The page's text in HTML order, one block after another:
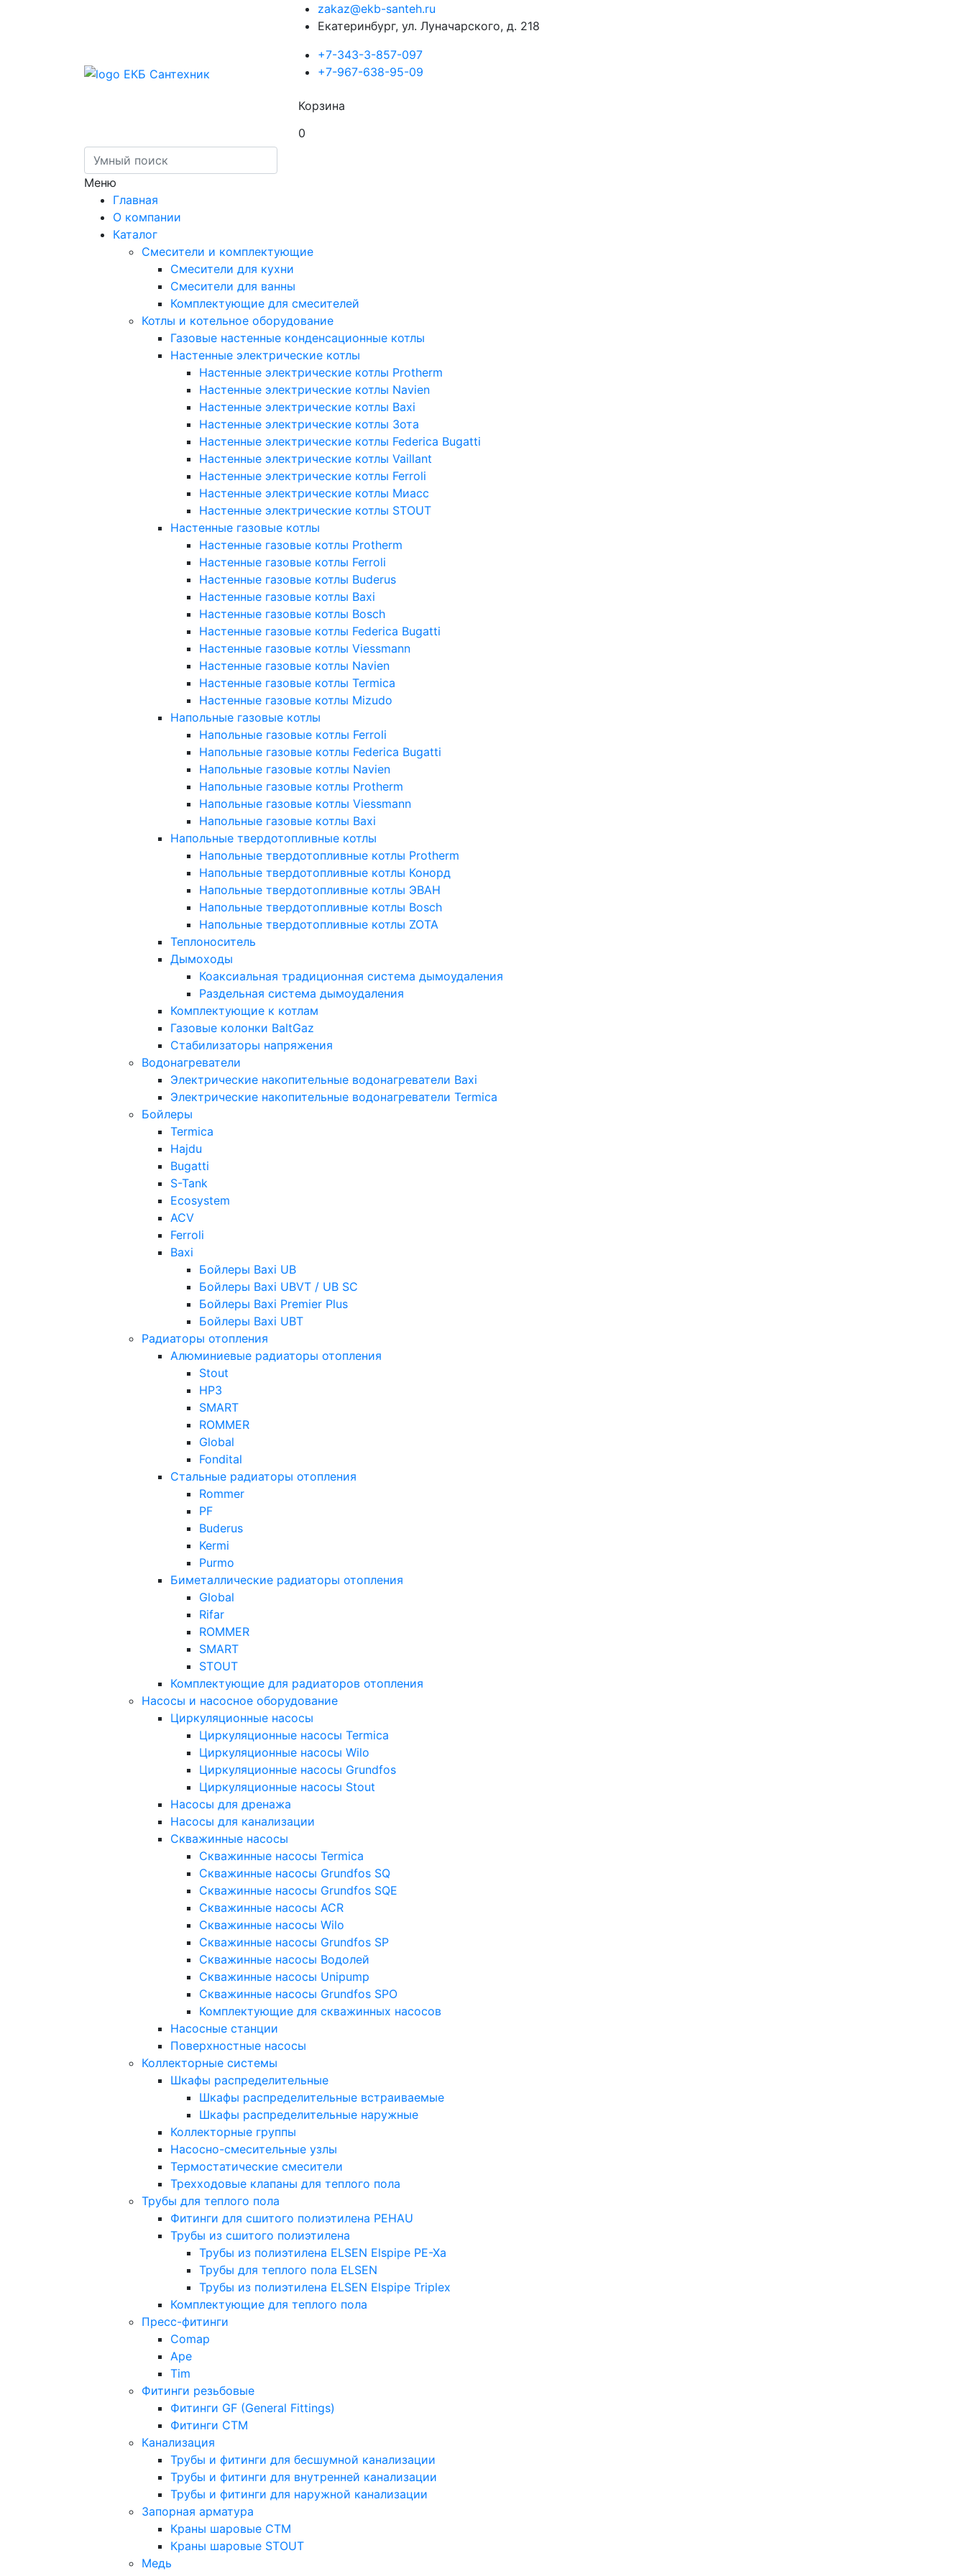
zakaz@ekb-santeh.ru
Екатеринбург, ул. Луначарского, д. 218
+7-343-3-857-097
+7-967-638-95-09
Корзина
0
Меню
Главная
О компании
Каталог
Смесители и комплектующие
Смесители для кухни
Смесители для ванны
Комплектующие для смесителей
Котлы и котельное оборудование
Газовые настенные конденсационные котлы
Настенные электрические котлы
Настенные электрические котлы Protherm
Настенные электрические котлы Navien
Настенные электрические котлы Baxi
Настенные электрические котлы Зота
Настенные электрические котлы Federica Bugatti
Настенные электрические котлы Vaillant
Настенные электрические котлы Ferroli
Настенные электрические котлы Миасс
Настенные электрические котлы STOUT
Настенные газовые котлы
Настенные газовые котлы Protherm
Настенные газовые котлы Ferroli
Настенные газовые котлы Buderus
Настенные газовые котлы Baxi
Настенные газовые котлы Bosch
Настенные газовые котлы Federica Bugatti
Настенные газовые котлы Viessmann
Настенные газовые котлы Navien
Настенные газовые котлы Termica
Настенные газовые котлы Mizudo
Напольные газовые котлы
Напольные газовые котлы Ferroli
Напольные газовые котлы Federica Bugatti
Напольные газовые котлы Navien
Напольные газовые котлы Protherm
Напольные газовые котлы Viessmann
Напольные газовые котлы Baxi
Напольные твердотопливные котлы
Напольные твердотопливные котлы Protherm
Напольные твердотопливные котлы Конорд
Напольные твердотопливные котлы ЭВАН
Напольные твердотопливные котлы Bosch
Напольные твердотопливные котлы ZOTA
Теплоноситель
Дымоходы
Коаксиальная традиционная система дымоудаления
Раздельная система дымоудаления
Комплектующие к котлам
Газовые колонки BaltGaz
Стабилизаторы напряжения
Водонагреватели
Электрические накопительные водонагреватели Baxi
Электрические накопительные водонагреватели Termica
Бойлеры
Termica
Hajdu
Bugatti
S-Tank
Ecosystem
ACV
Ferroli
Baxi
Бойлеры Baxi UB
Бойлеры Baxi UBVT / UB SC
Бойлеры Baxi Premier Plus
Бойлеры Baxi UBT
Радиаторы отопления
Алюминиевые радиаторы отопления
Stout
НРЗ
SMART
ROMMER
Global
Fondital
Стальные радиаторы отопления
Rommer
PF
Buderus
Kermi
Purmo
Биметаллические радиаторы отопления
Global
Rifar
ROMMER
SMART
STOUT
Комплектующие для радиаторов отопления
Насосы и насосное оборудование
Циркуляционные насосы
Циркуляционные насосы Termica
Циркуляционные насосы Wilo
Циркуляционные насосы Grundfos
Циркуляционные насосы Stout
Насосы для дренажа
Насосы для канализации
Скважинные насосы
Скважинные насосы Termica
Скважинные насосы Grundfos SQ
Скважинные насосы Grundfos SQE
Скважинные насосы ACR
Скважинные насосы Wilo
Скважинные насосы Grundfos SP
Скважинные насосы Водолей
Скважинные насосы Unipump
Скважинные насосы Grundfos SPO
Комплектующие для скважинных насосов
Насосные станции
Поверхностные насосы
Коллекторные системы
Шкафы распределительные
Шкафы распределительные встраиваемые
Шкафы распределительные наружные
Коллекторные группы
Насосно-смесительные узлы
Термостатические смесители
Трехходовые клапаны для теплого пола
Трубы для теплого пола
Фитинги для сшитого полиэтилена PEHAU
Трубы из сшитого полиэтилена
Трубы из полиэтилена ELSEN Elspipe PE-Xa
Трубы для теплого пола ELSEN
Трубы из полиэтилена ELSEN Elspipe Triplex
Комплектующие для теплого пола
Пресс-фитинги
Comap
Ape
Tim
Фитинги резьбовые
Фитинги GF (General Fittings)
Фитинги CTM
Канализация
Трубы и фитинги для бесшумной канализации
Трубы и фитинги для внутренней канализации
Трубы и фитинги для наружной канализации
Запорная арматура
Краны шаровые СТМ
Краны шаровые STOUT
Медь